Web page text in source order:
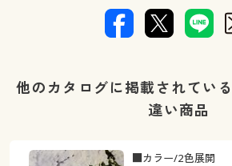
他のカタログに掲載されてい
違い商品
■カラー/2色展開